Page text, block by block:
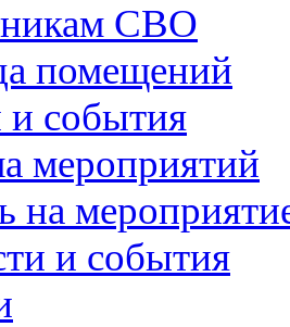
СВО
помещений
события
мероприятий
на
и события